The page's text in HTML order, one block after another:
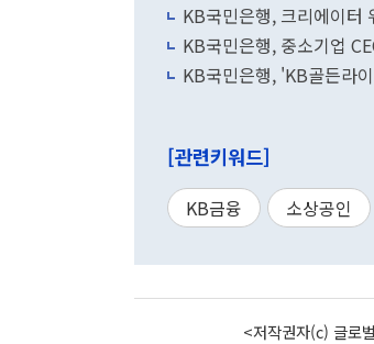
KB국민은행, 크리에이터
KB국민은행, 중소기업
KB국민은행, 'KB골든라
[관련키워드]
KB금융 소상공인
<저작권자(c) 글로